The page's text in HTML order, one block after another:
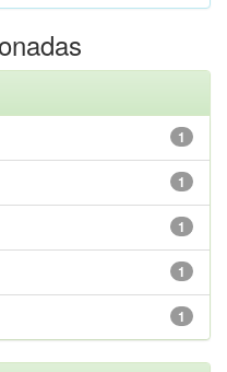
1
1
1
1
1